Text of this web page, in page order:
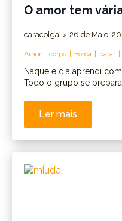
O amor tem
caracolga 26 de Maio,
Amor corpo Força parar
Naquele dia aprendi
Todo o grupo se
Ler mais